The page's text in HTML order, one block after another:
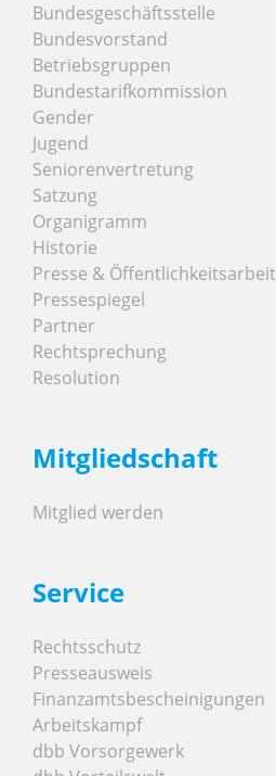
Bundesgeschäftsstelle
Bundesvorstand
Betriebsgruppen
Bundestarifkommission
Gender
Jugend
Seniorenvertretung
Satzung
Organigramm
Historie
Presse & Öffentlichkeitsarbeit
Pressespiegel
Partner
Rechtsprechung
Resolution
Mitgliedschaft
Mitglied werden
Service
Rechtsschutz
Presseausweis
Finanzamtsbescheinigungen
Arbeitskampf
dbb Vorsorgewerk